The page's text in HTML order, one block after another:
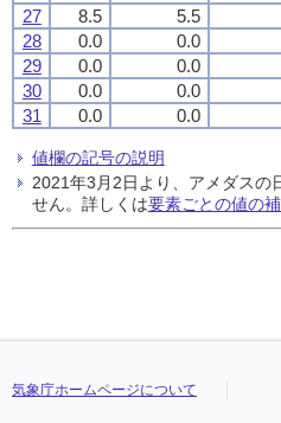
27
8.5 5.5
28
0.0 0.0
29
0.0 0.0
30
0.0 0.0
31
0.0 0.0
値欄の記号の説明
2021年3月2日より、アメダスの
せん。詳しくは要素ごとの値の
気象庁ホームページについて